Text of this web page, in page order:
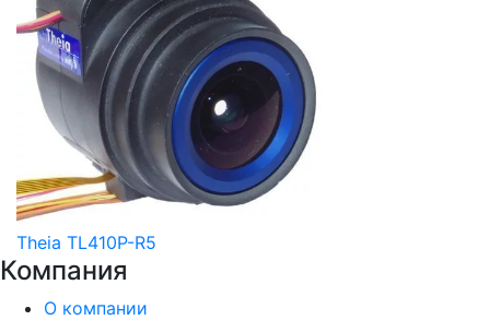
Theia TL410P-R5
Компания
О компании